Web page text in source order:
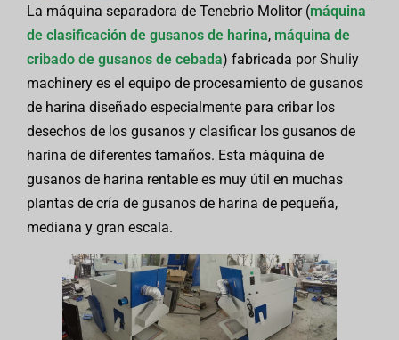
La máquina separadora de Tenebrio Molitor (máquina
de clasificación de gusanos de harina, máquina de
cribado de gusanos de cebada) fabricada por Shuliy
machinery es el equipo de procesamiento de gusanos
de harina diseñado especialmente para cribar los
desechos de los gusanos y clasificar los gusanos de
harina de diferentes tamaños. Esta máquina de
gusanos de harina rentable es muy útil en muchas
plantas de cría de gusanos de harina de pequeña,
mediana y gran escala.